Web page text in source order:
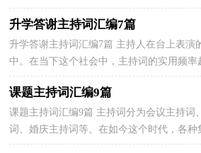
知道主持词如何写吗？以下是小编帮大家整
升学答谢主持词汇编7篇
升学答谢主持词汇编7篇 主持人在台上表演
中。在当下这个社会中，主持词的实用频
主持词一筹莫展呢？以下是小编为大家收集
课题主持词汇编9篇
课题主持词汇编9篇 主持词分为会议主持词
词、婚庆主持词等。在如今这个时代，各
越来越大，那么如何把主持词做到重点主题